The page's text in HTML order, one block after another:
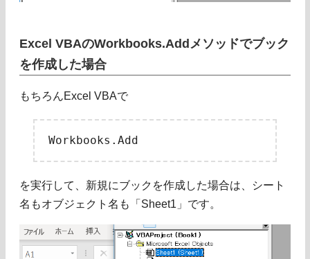
Excel VBAのWorkbooks.Addメソッドでブック
を作成した場合
もちろんExcel VBAで
を実行して、新規にブックを作成した場合は、シート
名もオブジェクト名も「Sheet1」です。